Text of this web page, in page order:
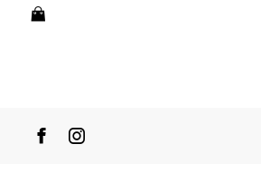
FacebookInstagram